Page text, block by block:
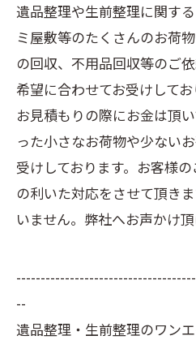
遺品整理や生前整理に関す
ミ屋敷等のたくさんのお荷
の回収、不用品回収等のご
希望に合わせてお受けしてお
お見積もりの際にお金は頂
った小さなお荷物や少ない
受けしております。お客様
の利いた対応をさせて頂き
いません。弊社へお声かけ頂
--
遺品整理・生前整理のワン